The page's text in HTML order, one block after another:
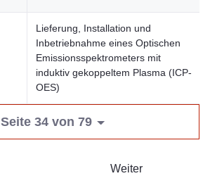
Lieferung, Installation und
Inbetriebnahme eines Optischen
Emissionsspektrometers mit
induktiv gekoppeltem Plasma (ICP-
OES)
Seite 34 von 79
Weiter